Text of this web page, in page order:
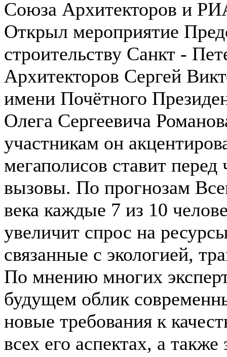
Союза Архитекторов и
Открыл мероприятие
строительству Санкт -
Архитекторов Сергей
имени Почётного
Олега Сергеевича
участникам он
мегаполисов ставит
вызовы. По прогнозам
века каждые 7 из 10
увеличит спрос на
связанные с экологией,
По мнению многих
будущем облик
новые требования к
всех его аспектах, а